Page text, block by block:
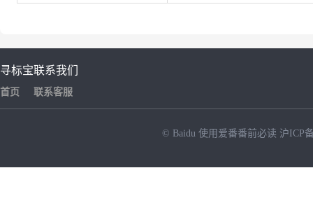
寻标宝
首页
联系我们
联系客服
© Baidu 使用爱番番前必读 沪ICP